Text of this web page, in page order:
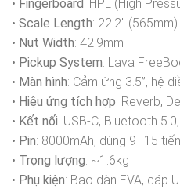
• Fingerboard: HPL (High
• Scale Length: 22.2″ (565mm)
• Nut Width: 42.9mm
• Pickup System: Lava
• Màn hình: Cảm ứng 3.5”, hệ
• Hiệu ứng tích hợp: Reverb,
• Kết nối: USB-C, Bluetooth
• Pin: 8000mAh, dùng 9–15
• Trọng lượng: ~1.6kg
• Phụ kiện: Bao đàn EVA, cáp